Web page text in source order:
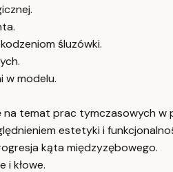
śluzówki.
w modelu.
temat prac tymczasowych w
estetyki i
kąta międzyzębowego.
i kłowe.